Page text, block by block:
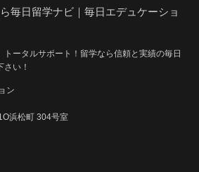
毎日留学ナビ｜毎日エデュケーショ
ータルサポート！留学なら信頼と実績の毎日
い！
ン
浜松町 304号室